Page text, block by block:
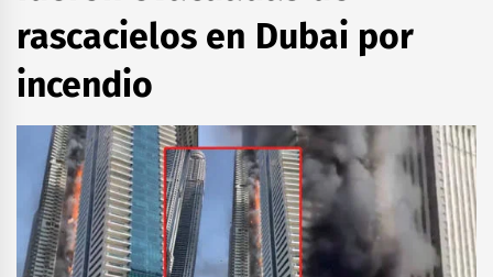
rascacielos en Dubai por
incendio